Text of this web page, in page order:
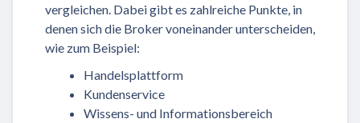
vergleichen. Dabei gibt es zahlreiche Punkte, in
denen sich die Broker voneinander unterscheiden,
wie zum Beispiel:
Handelsplattform
Kundenservice
Wissens- und Informationsbereich